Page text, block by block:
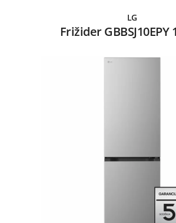
LG
Frižider GBBSJ10EPY